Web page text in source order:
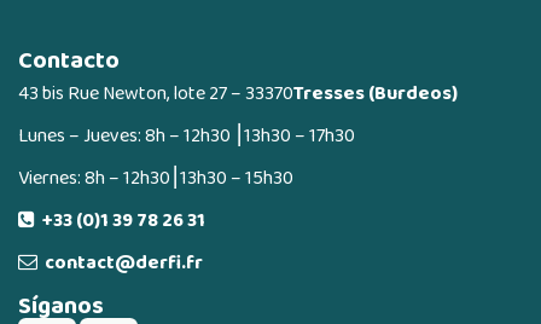
Contacto
43 bis Rue Newton, lote 27 – 33370Tresses (Burdeos)
Lunes – Jueves: 8h – 12h30 ⎮13h30 – 17h30
Viernes: 8h – 12h30⎮13h30 – 15h30
+33 (0)1 39 78 26 31
contact@derfi.fr
Síganos